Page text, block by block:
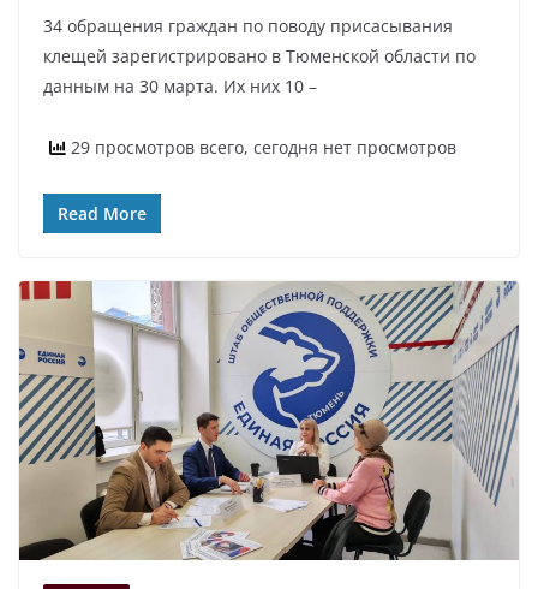
34 обращения граждан по поводу присасывания
клещей зарегистрировано в Тюменской области по
данным на 30 марта. Их них 10 –
29 просмотров всего, сегодня нет просмотров
Read More